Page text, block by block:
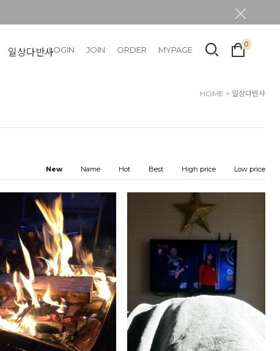
일상다반사LOGIN JOIN ORDER MYPAGE
0
HOME > 일상다반사
New Name Hot Best High price Low price